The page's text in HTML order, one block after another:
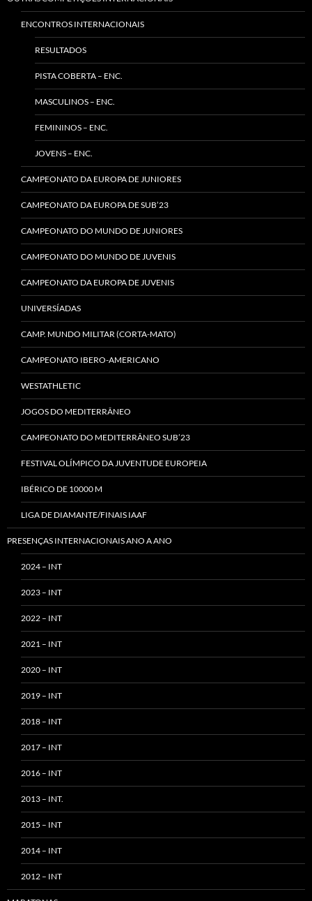
ENCONTROS INTERNACIONAIS
RESULTADOS
PISTA COBERTA – ENC.
MASCULINOS – ENC.
FEMININOS – ENC.
JOVENS – ENC.
CAMPEONATO DA EUROPA DE JUNIORES
CAMPEONATO DA EUROPA DE SUB’23
CAMPEONATO DO MUNDO DE JUNIORES
CAMPEONATO DO MUNDO DE JUVENIS
CAMPEONATO DA EUROPA DE JUVENIS
UNIVERSÍADAS
CAMP. MUNDO MILITAR (CORTA-MATO)
CAMPEONATO IBERO-AMERICANO
WESTATHLETIC
JOGOS DO MEDITERRÂNEO
CAMPEONATO DO MEDITERRÂNEO SUB’23
FESTIVAL OLÍMPICO DA JUVENTUDE EUROPEIA
IBÉRICO DE 10000 M
LIGA DE DIAMANTE/FINAIS IAAF
PRESENÇAS INTERNACIONAIS ANO A ANO
2024 – INT
2023 – INT
2022 – INT
2021 – INT
2020 – INT
2019 – INT
2018 – INT
2017 – INT
2016 – INT
2013 – INT.
2015 – INT
2014 – INT
2012 – INT